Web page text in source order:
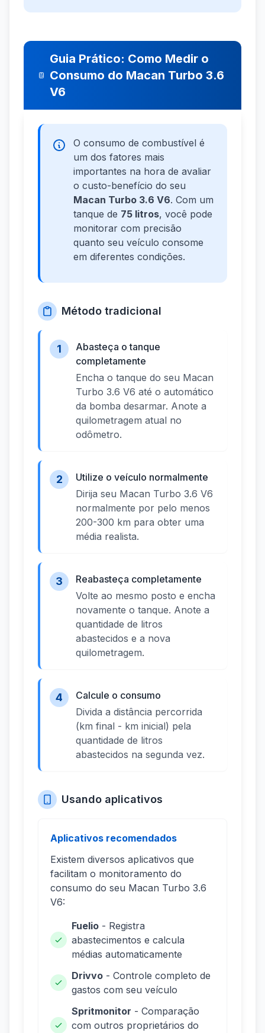
Guia Prático: Como Medir o
Consumo do Macan Turbo 3.6
V6
O consumo de combustível é
um dos fatores mais
importantes na hora de avaliar
o custo-benefício do seu
Macan Turbo 3.6 V6. Com um
tanque de 75 litros, você pode
monitorar com precisão
quanto seu veículo consome
em diferentes condições.
Método tradicional
1
Abasteça o tanque
completamente
Encha o tanque do seu Macan
Turbo 3.6 V6 até o automático
da bomba desarmar. Anote a
quilometragem atual no
odômetro.
2
Utilize o veículo normalmente
Dirija seu Macan Turbo 3.6 V6
normalmente por pelo menos
200-300 km para obter uma
média realista.
3
Reabasteça completamente
Volte ao mesmo posto e encha
novamente o tanque. Anote a
quantidade de litros
abastecidos e a nova
quilometragem.
4
Calcule o consumo
Divida a distância percorrida
(km final - km inicial) pela
quantidade de litros
abastecidos na segunda vez.
Usando aplicativos
Aplicativos recomendados
Existem diversos aplicativos que
facilitam o monitoramento do
consumo do seu Macan Turbo 3.6
V6:
Fuelio - Registra
abastecimentos e calcula
médias automaticamente
Drivvo - Controle completo de
gastos com seu veículo
Spritmonitor - Comparação
com outros proprietários do